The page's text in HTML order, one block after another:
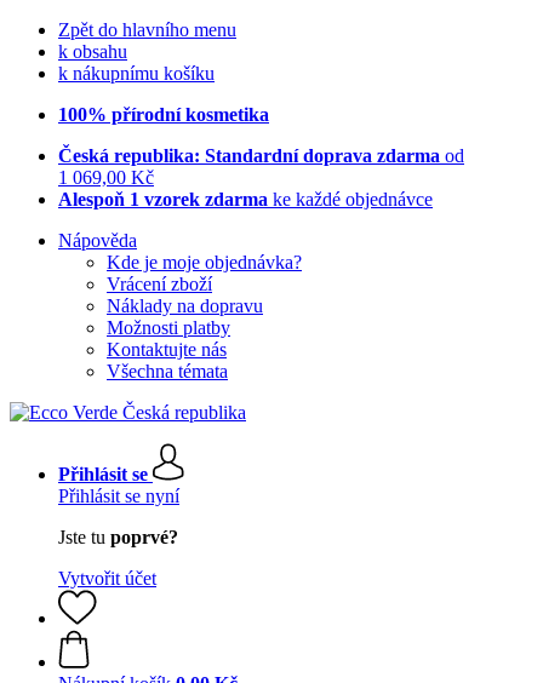
Zpět do hlavního menu
k obsahu
k nákupnímu košíku
100% přírodní kosmetika
Česká republika: Standardní doprava zdarma od
1 069,00 Kč
Alespoň 1 vzorek zdarma ke každé objednávce
Nápověda
Kde je moje objednávka?
Vrácení zboží
Náklady na dopravu
Možnosti platby
Kontaktujte nás
Všechna témata
Přihlásit se
Přihlásit se nyní
Jste tu poprvé?
Vytvořit účet